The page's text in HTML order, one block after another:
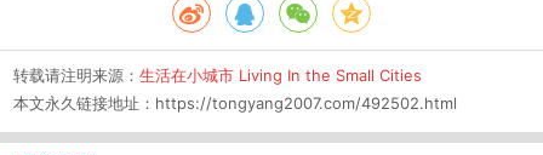
转载请注明来源： 生活在小城市 Living In the Small Cities
本文永久链接地址： https://tongyang2007.com/492502.html